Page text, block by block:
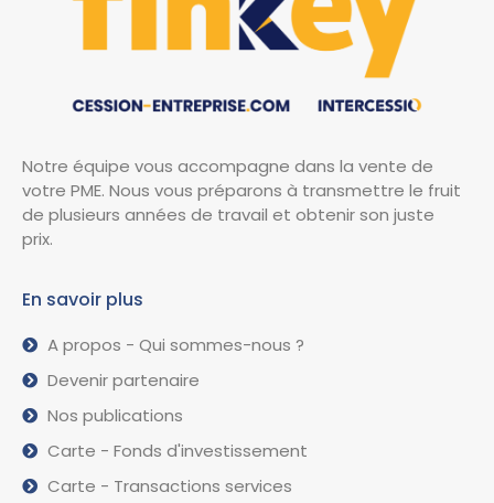
Notre équipe vous accompagne dans la vente de
votre PME. Nous vous préparons à transmettre le fruit
de plusieurs années de travail et obtenir son juste
prix.
En savoir plus
A propos - Qui sommes-nous ?
Devenir partenaire
Nos publications
Carte - Fonds d'investissement
Carte - Transactions services